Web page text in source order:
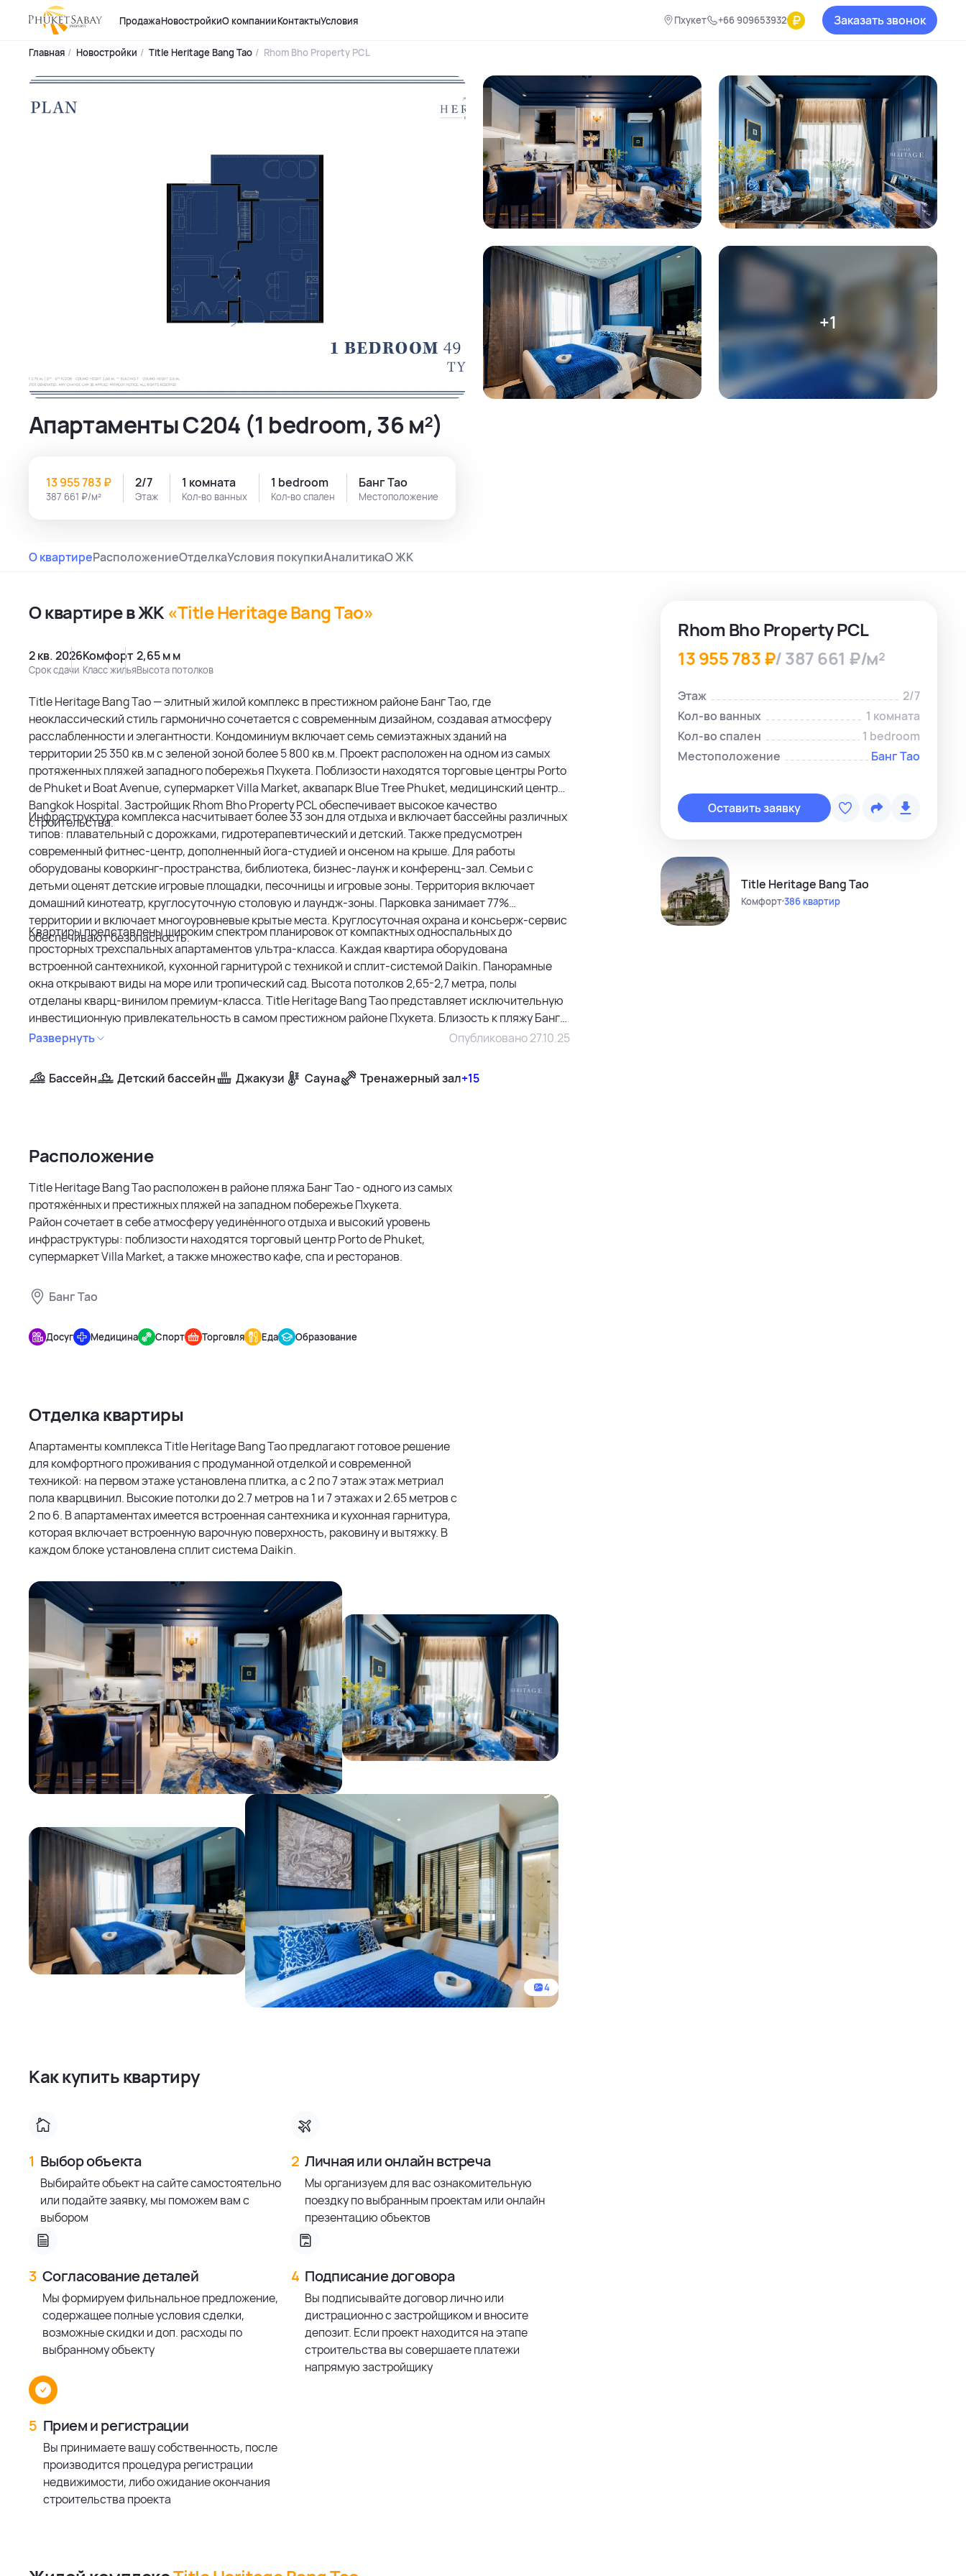
ПродажаНовостройкиО компанииКонтактыУсловия Пхукет +66 909653932 ₽ Заказать звонок
Главная Новостройки Title Heritage Bang Tao Rhom Bho Property PCL
+1
Апартаменты C204 (1 bedroom, 36 м²)
387 661 ₽/м²
13 955 783 ₽
Этаж
2/7
Кол-во ванных
1 комната
Кол-во спален
1 bedroom
Местоположение
Банг Тао
О квартиреРасположениеОтделкаУсловия покупкиАналитикаО ЖК
О квартире в ЖК «Title Heritage Bang Tao»
2 кв. 2026
Срок сдачи
Комфорт
Класс жилья
2,65 м м
Высота потолков
Title Heritage Bang Tao — элитный жилой комплекс в престижном районе Банг Тао, где
неоклассический стиль гармонично сочетается с современным дизайном, создавая атмосферу
расслабленности и элегантности. Кондоминиум включает семь семиэтажных зданий на
территории 25 350 кв.м с зеленой зоной более 5 800 кв.м. Проект расположен на одном из самых
протяженных пляжей западного побережья Пхукета. Поблизости находятся торговые центры Porto
de Phuket и Boat Avenue, супермаркет Villa Market, аквапарк Blue Tree Phuket, медицинский центр
Bangkok Hospital. Застройщик Rhom Bho Property PCL обеспечивает высокое качество
строительства.
Инфраструктура комплекса насчитывает более 33 зон для отдыха и включает бассейны различных
типов: плавательный с дорожками, гидротерапевтический и детский. Также предусмотрен
современный фитнес-центр, дополненный йога-студией и онсеном на крыше. Для работы
оборудованы коворкинг-пространства, библиотека, бизнес-лаунж и конференц-зал. Семьи с
детьми оценят детские игровые площадки, песочницы и игровые зоны. Территория включает
домашний кинотеатр, круглосуточную столовую и лаундж-зоны. Парковка занимает 77%
территории и включает многоуровневые крытые места. Круглосуточная охрана и консьерж-сервис
обеспечивают безопасность.
Квартиры представлены широким спектром планировок от компактных односпальных до
просторных трехспальных апартаментов ультра-класса. Каждая квартира оборудована
встроенной сантехникой, кухонной гарнитурой с техникой и сплит-системой Daikin. Панорамные
окна открывают виды на море или тропический сад. Высота потолков 2,65-2,7 метра, полы
отделаны кварц-винилом премиум-класса. Title Heritage Bang Tao представляет исключительную
инвестиционную привлекательность в самом престижном районе Пхукета. Близость к пляжу Банг
Тао, развитая инфраструктура и ограниченное предложение земли обеспечивают стабильный рост
застройщика делают комплекс привлекательным для покупателей, ценящих наследие и
надежность инвестиций.
Развернуть Опубликовано 27.10.25
Бассейн Детский бассейн Джакузи Сауна Тренажерный зал+15
Расположение
Title Heritage Bang Tao расположен в районе пляжа Банг Тао - одного из самых
протяжённых и престижных пляжей на западном побережье Пхукета.
Район сочетает в себе атмосферу уединённого отдыха и высокий уровень
инфраструктуры: поблизости находятся торговый центр Porto de Phuket,
супермаркет Villa Market, а также множество кафе, спа и ресторанов.
Банг Тао
Heritage
Bang Tao
1500 м
Досуг Медицина Спорт Торговля Еда Образование
Отделка квартиры
Апартаменты комплекса Title Heritage Bang Tao предлагают готовое решение
для комфортного проживания с продуманной отделкой и современной
техникой: на первом этаже установлена плитка, а с 2 по 7 этаж этаж метриал
пола кварцвинил. Высокие потолки до 2.7 метров на 1 и 7 этажах и 2.65 метров с
2 по 6. В апартаментах имеется встроенная сантехника и кухонная гарнитура,
которая включает встроенную варочную поверхность, раковину и вытяжку. В
каждом блоке установлена сплит система Daikin.
4
Как купить квартиру
1 Выбор объекта
Выбирайте объект на сайте самостоятельно
или подайте заявку, мы поможем вам с
выбором
2 Личная или онлайн встреча
Мы организуем для вас ознакомительную
поездку по выбранным проектам или онлайн
презентацию объектов
3 Согласование деталей
Мы формируем фильнальное предложение,
содержащее полные условия сделки,
возможные скидки и доп. расходы по
выбранному объекту
4 Подписание договора
Вы подписывайте договор лично или
дистрационно с застройщиком и вносите
депозит. Если проект находится на этапе
строительства вы совершаете платежи
напрямую застройщику
5 Прием и регистрации
Вы принимаете вашу собственность, после
производится процедура регистрации
недвижимости, либо ожидание окончания
строительства проекта
Rhom Bho Property PCL
13 955 783 ₽/ 387 661 ₽/м²
Этаж
2/7
Кол-во ванных
1 комната
Кол-во спален
1 bedroom
Местоположение
Банг Тао
Оставить заявку
Копировать
WhatsApp-
Title Heritage Bang Tao
Комфорт386 квартир